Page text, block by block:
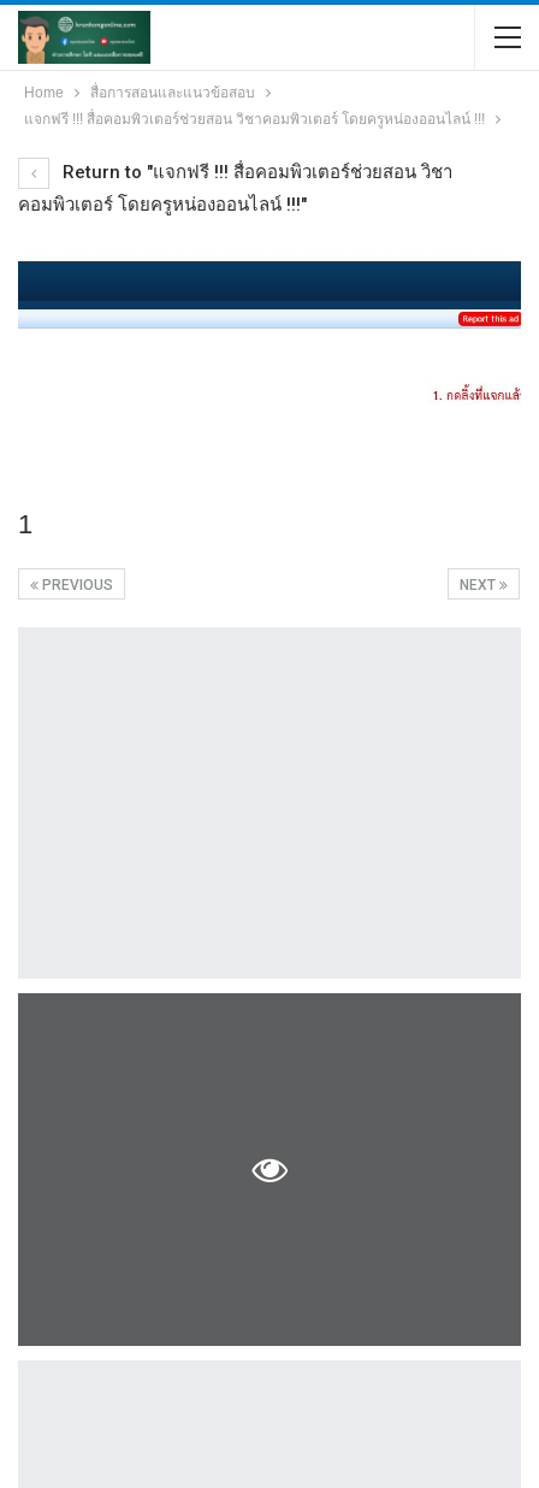
Home
สื่อการสอนและแนวข้อสอบ
แจกฟรี !!! สื่อคอมพิวเตอร์ช่วยสอน วิชาคอมพิวเตอร์ โดยครูหน่องออนไลน์ !!!
Return to "แจกฟรี !!! สื่อคอมพิวเตอร์ช่วยสอน วิชา
คอมพิวเตอร์ โดยครูหน่องออนไลน์ !!!"
1
NEXT
PREVIOUS